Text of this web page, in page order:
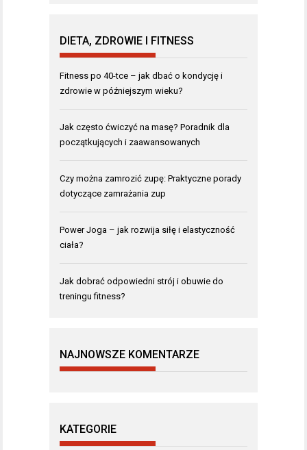
DIETA, ZDROWIE I FITNESS
Fitness po 40-tce – jak dbać o kondycję i
zdrowie w późniejszym wieku?
Jak często ćwiczyć na masę? Poradnik dla
początkujących i zaawansowanych
Czy można zamrozić zupę: Praktyczne porady
dotyczące zamrażania zup
Power Joga – jak rozwija siłę i elastyczność
ciała?
Jak dobrać odpowiedni strój i obuwie do
treningu fitness?
NAJNOWSZE KOMENTARZE
KATEGORIE